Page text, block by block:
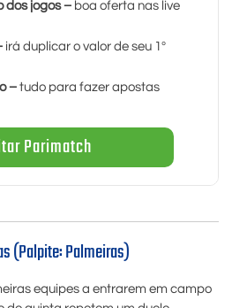
dos jogos – boa oferta nas live
irá duplicar o valor de seu 1º
– tudo para fazer apostas
Parimatch
(Palpite: Palmeiras)
equipes a entrarem em campo